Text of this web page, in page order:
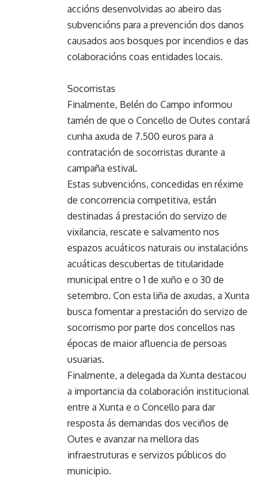
accións desenvolvidas ao abeiro das
subvencións para a prevención dos danos
causados aos bosques por incendios e das
colaboracións coas entidades locais.
Socorristas
Finalmente, Belén do Campo informou
tamén de que o Concello de Outes contará
cunha axuda de 7.500 euros para a
contratación de socorristas durante a
campaña estival.
Estas subvencións, concedidas en réxime
de concorrencia competitiva, están
destinadas á prestación do servizo de
vixilancia, rescate e salvamento nos
espazos acuáticos naturais ou instalacións
acuáticas descubertas de titularidade
municipal entre o 1 de xuño e o 30 de
setembro. Con esta liña de axudas, a Xunta
busca fomentar a prestación do servizo de
socorrismo por parte dos concellos nas
épocas de maior afluencia de persoas
usuarias.
Finalmente, a delegada da Xunta destacou
a importancia da colaboración institucional
entre a Xunta e o Concello para dar
resposta ás demandas dos veciños de
Outes e avanzar na mellora das
infraestruturas e servizos públicos do
municipio.